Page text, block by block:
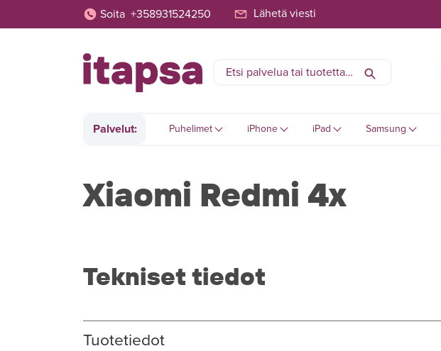
Soita +358931524250 Lähetä viesti
Palvelut: Puhelimet iPhone iPad Samsung
Xiaomi Redmi 4x
Tekniset tiedot
Tuotetiedot